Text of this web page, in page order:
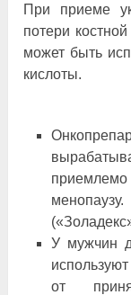
При приеме
потери
может быть
кислоты.
У мужчин
от